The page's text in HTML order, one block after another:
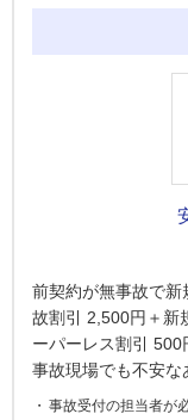
前契約が無事故で
故割引 2,500円＋新
ーパーレス割引 500
事故現場でも不安な
事故受付の担当者が